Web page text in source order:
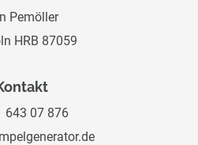
Pemöller
HRB 87059
643 07 876